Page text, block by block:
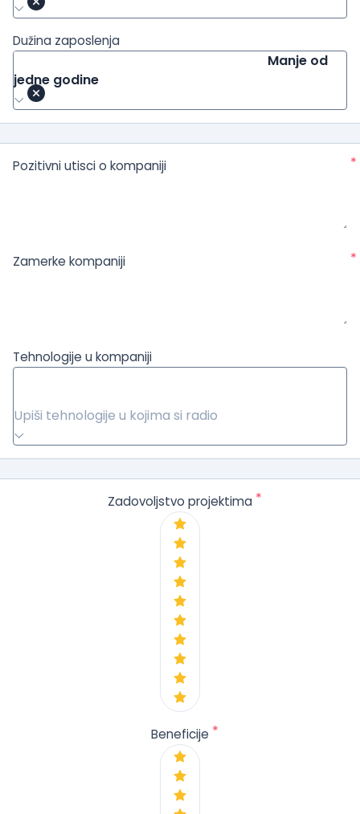
Dužina zaposlenja
Manje od
jedne godine
Pozitivni utisci o kompaniji *
Zamerke kompaniji *
Tehnologije u kompaniji
Upiši tehnologije u kojima si radio
Zadovoljstvo projektima *
Beneficije *